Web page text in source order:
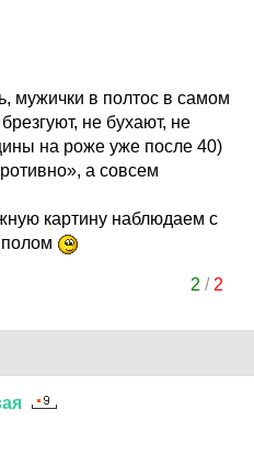
мужички в полтос в самом
не бухают, не
на роже уже после 40)
а совсем
картину наблюдаем с
2 / 2